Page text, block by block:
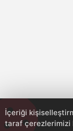
İçeriği
taraf çerezlerimizi